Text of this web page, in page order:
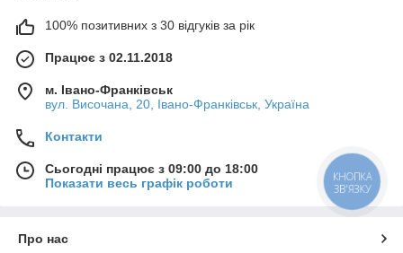
100% позитивних з 30 відгуків за рік
Працює з 02.11.2018
м. Івано-Франківськ
вул. Височана, 20, Івано-Франківськ, Україна
Контакти
Сьогодні працює з 09:00 до 18:00
Показати весь графік роботи
Про нас
КНОПКА
ЗВ'ЯЗКУ